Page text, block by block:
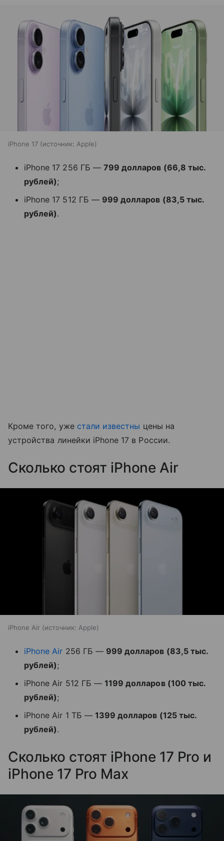
iPhone 17 источник: Apple
iPhone 17 256 ГБ — 799 долларов (66,8 тыс.
рублей);
iPhone 17 512 ГБ — 999 долларов (83,5 тыс.
рублей).
Кроме того, уже стали известны цены на
устройства линейки iPhone 17 в России.
Сколько стоят iPhone Air
iPhone Air источник: Apple
iPhone Air 256 ГБ — 999 долларов (83,5 тыс.
рублей);
iPhone Air 512 ГБ — 1199 долларов (100 тыс.
рублей);
iPhone Air 1 ТБ — 1399 долларов (125 тыс.
рублей).
Сколько стоят iPhone 17 Pro и
iPhone 17 Pro Max